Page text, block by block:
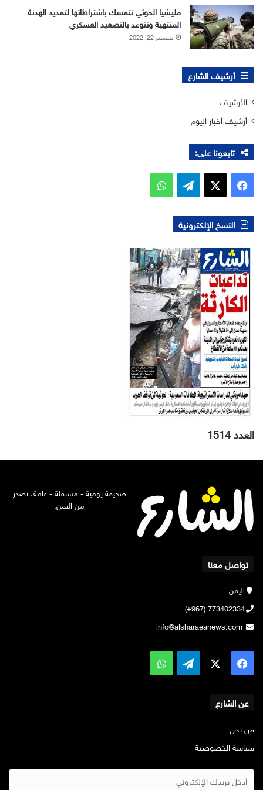
مليشيا الحوثي تتمسك باشتراطاتها لتمديد الهدنة
المنتهية وتتوعد بالتصعيد العسكري
ديسمبر 22, 2022
أرشيف الشارع
الأرشيف
أرشيف أخبار اليوم
تابعونا على:
فيسبوك تيلقرامواتساب
النسخ الإلكترونية
العدد 1514
صحيفة يومية - مستقلة - عامة، تصدر
من اليمن.
تواصل معنا
اليمن
773402334 (967+)
info@alsharaeanews.com
فيسبوك تيلقرامواتساب
عن الشارع
من نحن
سياسة الخصوصية
أ